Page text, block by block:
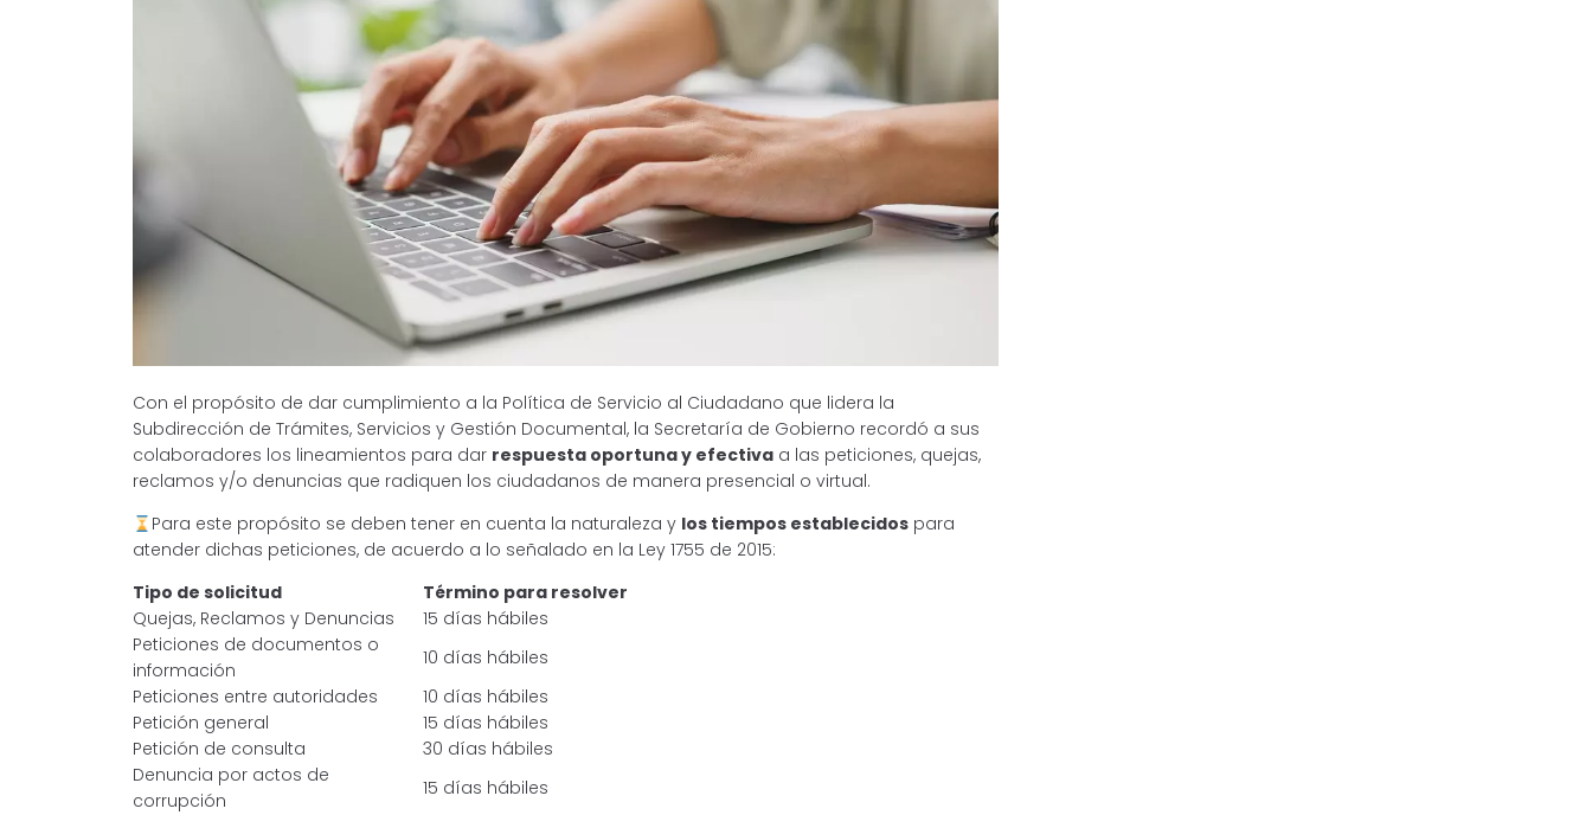
Con el propósito de dar cumplimiento a la Política de Servicio al Ciudadano que lidera la
Subdirección de Trámites, Servicios y Gestión Documental, la Secretaría de Gobierno recordó a sus
colaboradores los lineamientos para dar respuesta oportuna y efectiva a las peticiones, quejas,
reclamos y/o denuncias que radiquen los ciudadanos de manera presencial o virtual.
Para este propósito se deben tener en cuenta la naturaleza y los tiempos establecidospara
atender dichas peticiones, de acuerdo a lo señalado en la Ley 1755 de 2015:
Tipo de solicitud
Término para resolver
Quejas, Reclamos y Denuncias
15 días hábiles
Peticiones de documentos o
información
10 días hábiles
Peticiones entre autoridades
10 días hábiles
Petición general
15 días hábiles
Petición de consulta
30 días hábiles
Denuncia por actos de
corrupción
15 días hábiles